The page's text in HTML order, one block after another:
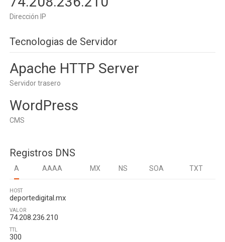
Dirección IP
Tecnologias de Servidor
Apache HTTP Server
Servidor trasero
WordPress
CMS
Registros DNS
A AAAA MX NS SOA TXT
HOST
deportedigital.mx
VALOR
74.208.236.210
TTL
300